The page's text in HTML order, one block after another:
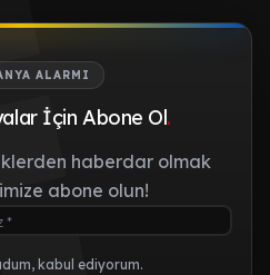
ALARMI
İçin Abone Ol.
haberdar olmak
abone olun!
kabul ediyorum.